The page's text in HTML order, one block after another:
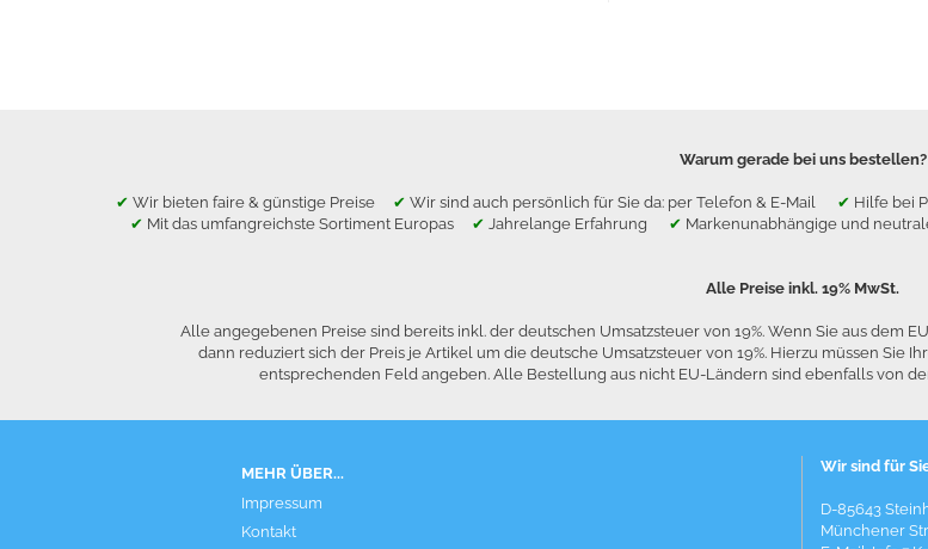
Warum gerade bei uns bestellen?
✔ Wir bieten faire & günstige Preise ✔ Wir sind auch persönlich für Sie da: per Telefon & E-Mail ✔ Hilfe bei
✔ Mit das umfangreichste Sortiment Europas ✔ Jahrelange Erfahrung ✔ Markenunabhängige und
Alle Preise inkl. 19% MwSt.
Alle angegebenen Preise sind bereits inkl. der deutschen Umsatzsteuer von 19%. Wenn Sie aus dem
dann reduziert sich der Preis je Artikel um die deutsche Umsatzsteuer von 19%. Hierzu müssen Sie
entsprechenden Feld angeben. Alle Bestellung aus nicht EU-Ländern sind ebenfalls von
MEHR ÜBER...
Impressum
Kontakt
Wir sind für
D-85643
Münchener